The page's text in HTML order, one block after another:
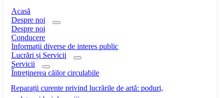
Acasă
Despre noi
Despre noi
Conducere
Informații diverse de interes public
Lucrări și Servicii
Servicii
Întreținerea căilor circulabile
Reparații curente privind lucrările de artă: poduri,